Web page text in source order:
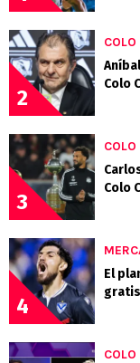
2
COLO
Colo
3
COLO
Colo
4
El
COLO